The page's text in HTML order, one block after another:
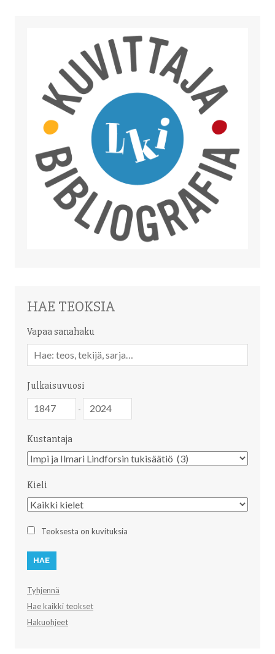
HAE TEOKSIA
Vapaa sanahaku
sanahaku
Julkaisuvuosi
-
Kustantaja
Kustantaja
Kieli
Kieli
Teoksesta on kuvituksia
Tyhjennä
Hae kaikki teokset
Hakuohjeet